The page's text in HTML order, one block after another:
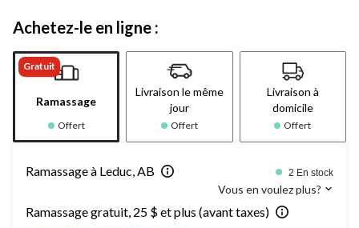
Achetez-le en ligne :
Gratuit
Ramassage
Offert
Livraison le même
jour
Offert
Livraison à
domicile
Offert
Ramassage à Leduc, AB 2 En stock
Vous en voulez plus?
Ramassage gratuit, 25 $ et plus (avant taxes)